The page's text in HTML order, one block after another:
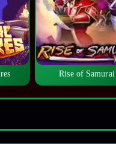
Rise of Samurai